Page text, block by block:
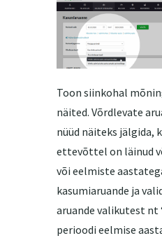
Toon siinkohal
näited. Võrdlevate
nüüd näiteks jälgida,
ettevõttel on läinud
või eelmiste
kasumiaruande ja
aruande valikutest nt
perioodi eelmise